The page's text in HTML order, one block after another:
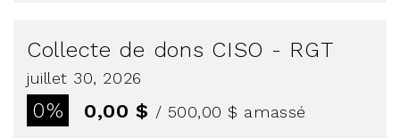
Collecte de dons CISO - RGT
juillet 30, 2026
0% 0,00 $ / 500,00 $ amassé